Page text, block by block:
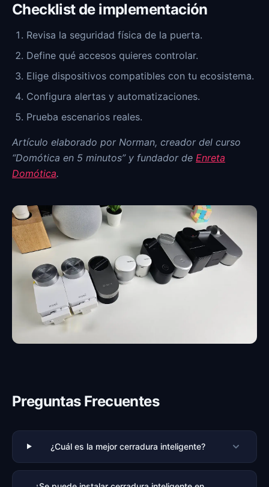
Checklist de implementación
Revisa la seguridad física de la puerta.
Define qué accesos quieres controlar.
Elige dispositivos compatibles con tu ecosistema.
Configura alertas y automatizaciones.
Prueba escenarios reales.
Artículo elaborado por Norman, creador del curso
“Domótica en 5 minutos” y fundador de Enreta
Domótica.
Preguntas Frecuentes
¿Cuál es la mejor cerradura inteligente?